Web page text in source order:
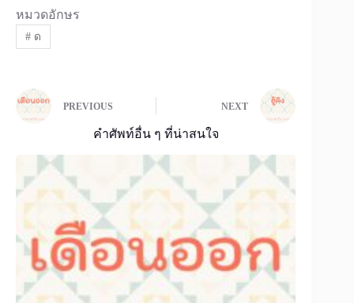
หมวดอักษร
#ด
PREVIOUS NEXT
คำศัพท์อื่น ๆ ที่น่าสนใจ